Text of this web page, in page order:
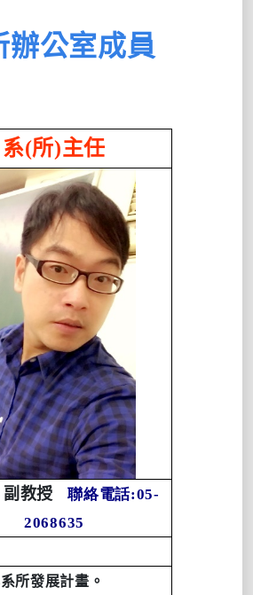
辦公室成員
系(所)主任
副教授
聯絡電話:05-
2068635
所發展計畫。